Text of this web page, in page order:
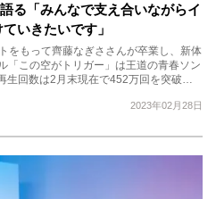
る「みんなで支え合いながらイ
いきたいです」
をもって齊藤なぎささんが卒業し、新体
「この空がトリガー」は王道の青春ソン
生回数は2月末現在で452万回を突破…
2023年02月28日